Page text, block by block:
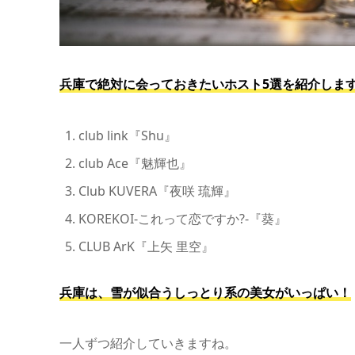
兵庫で絶対に会っておきたいホスト5選を紹介しま
club link『Shu』
club Ace『魅輝也』
Club KUVERA『夜咲 琉輝』
KOREKOI-これって恋ですか?-『葵』
CLUB ArK『上矢 里空』
兵庫は、雪が似合うしっとり系の美女がいっぱい！
一人ずつ紹介していきますね。